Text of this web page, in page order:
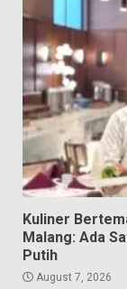
Kuliner
Malang: Ada
Putih
August 7, 2026